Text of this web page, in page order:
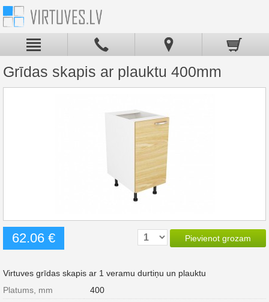
Grīdas skapis ar plauktu 400mm
62.06 € Pievienot grozam
Virtuves grīdas skapis ar 1 veramu durtiņu un plauktu
Platums, mm
400